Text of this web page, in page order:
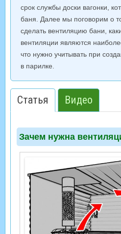
срок службы доски вагонки,
баня. Далее мы поговорим о
сделать вентиляцию бани,
вентиляции являются
что нужно учитывать при
в парилке.
Статья Видео
Зачем нужна